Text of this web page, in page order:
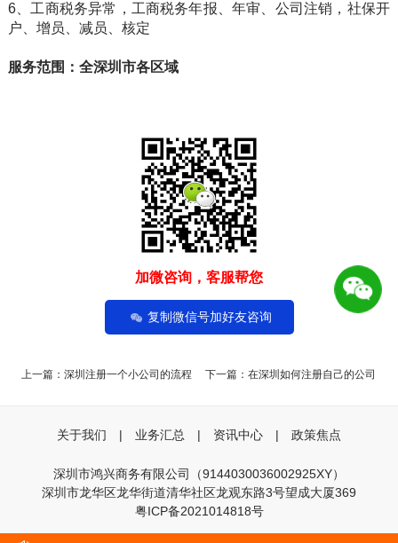
6、工商税务异常，工商税务年报、年审、公司注销，社保开
户、增员、减员、核定
服务范围：全深圳市各区域
加微咨询，客服帮您
复制微信号加好友咨询
上一篇：深圳注册一个小公司的流程 下一篇：在深圳如何注册自己的公司
关于我们 | 业务汇总 | 资讯中心 | 政策焦点
深圳市鸿兴商务有限公司（9144030036002925XY）
深圳市龙华区龙华街道清华社区龙观东路3号望成大厦369
粤ICP备2021014818号